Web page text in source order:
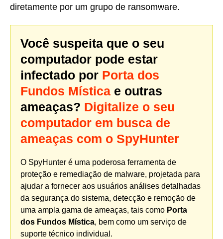
diretamente por um grupo de ransomware.
Você suspeita que o seu
computador pode estar
infectado por Porta dos
Fundos Mística e outras
ameaças? Digitalize o seu
computador em busca de
ameaças com o SpyHunter
O SpyHunter é uma poderosa ferramenta de
proteção e remediação de malware, projetada para
ajudar a fornecer aos usuários análises detalhadas
da segurança do sistema, detecção e remoção de
uma ampla gama de ameaças, tais como Porta
dos Fundos Mística, bem como um serviço de
suporte técnico individual.